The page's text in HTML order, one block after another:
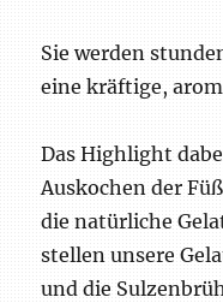
Sie werden
eine kräftige,
Das Highlight
Auskochen der
die natürliche
stellen unsere
und die